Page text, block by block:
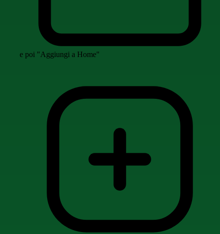
e poi "Aggiungi a Home"